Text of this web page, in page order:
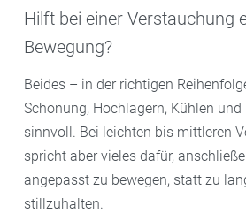
Hilft bei einer Verstauchung
Bewegung?
Beides – in der richtigen
Schonung, Hochlagern, Kühlen
sinnvoll. Bei leichten bis mittleren
spricht aber vieles dafür,
angepasst zu bewegen, statt zu
stillzuhalten.